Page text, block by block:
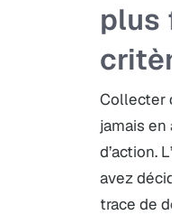
plus
Collecter
jamais en
d’action.
avez
trace de